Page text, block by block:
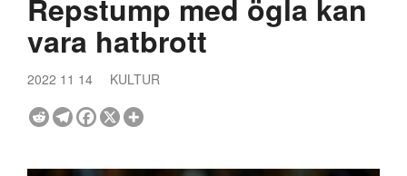
Repstump med ögla kan
vara hatbrott
2022 11 14 KULTUR